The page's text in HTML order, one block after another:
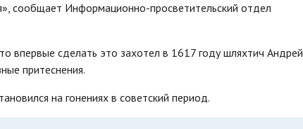
сообщает Информационно-просветительский отдел
впервые сделать это захотел в 1617 году шляхтич Андрей
притеснения.
на гонениях в советский период.